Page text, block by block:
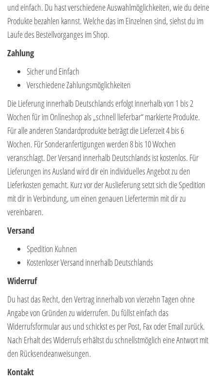
und einfach. Du hast verschiedene Auswahlmöglichkeiten, wie du deine
Produkte bezahlen kannst. Welche das im Einzelnen sind, siehst du im
Laufe des Bestellvorganges im Shop.
Zahlung
Sicher und Einfach
Verschiedene Zahlungsmöglichkeiten
Die Lieferung innerhalb Deutschlands erfolgt innerhalb von 1 bis 2
Wochen für im Onlineshop als „schnell lieferbar“ markierte Produkte.
Für alle anderen Standardprodukte beträgt die Lieferzeit 4 bis 6
Wochen. Für Sonderanfertigungen werden 8 bis 10 Wochen
veranschlagt. Der Versand innerhalb Deutschlands ist kostenlos. Für
Lieferungen ins Ausland wird dir ein individuelles Angebot zu den
Lieferkosten gemacht. Kurz vor der Auslieferung setzt sich die Spedition
mit dir in Verbindung, um einen genauen Liefertermin mit dir zu
vereinbaren.
Versand
Spedition Kuhnen
Kostenloser Versand innerhalb Deutschlands
Widerruf
Du hast das Recht, den Vertrag innerhalb von vierzehn Tagen ohne
Angabe von Gründen zu widerrufen. Du füllst einfach das
Widerrufsformular aus und schickst es per Post, Fax oder Email zurück.
Nach Erhalt des Widerrufs erhältst du schnellstmöglich eine Antwort mit
den Rücksendeanweisungen.
Kontakt